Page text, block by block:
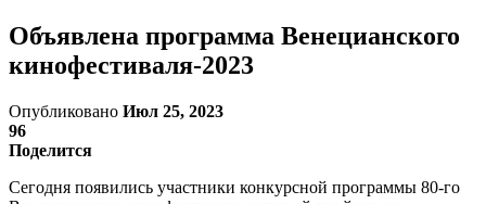
Объявлена программа Венецианского
кинофестиваля-2023
Опубликовано Июл 25, 2023
96
Поделится
Сегодня появились участники конкурсной программы 80-го